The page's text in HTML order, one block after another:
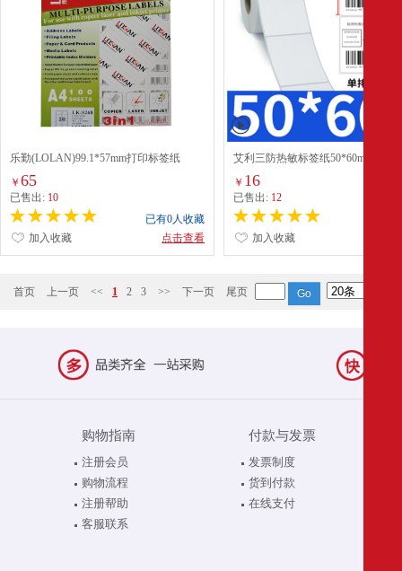
乐勤(LOLAN)99.1*57mm打印标签纸
(LK8268)
￥ 65
已售出: 10
已有0人收藏
点击查看
加入收藏
艾利三防热敏标签纸50*60mm单排
卷)
￥ 16
已售出: 12
加入收藏
首页 上一页 << 1 2 3 >> 下一页 尾页
购物指南
注册会员
购物流程
注册帮助
客服联系
付款与发票
发票制度
货到付款
在线支付